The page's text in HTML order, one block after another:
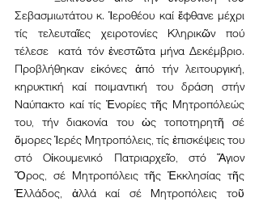
Σεβασμιωτάτου κ. Ἱεροθέου καί ἔφθανε μέχρι
τίς τελευταῖες χειροτονίες Κληρικῶν πού
τέλεσε  κατά τόν ἐνεστῶτα μήνα Δεκέμβριο.
Προβλήθηκαν εἰκόνες ἀπό τήν λειτουργική,
κηρυκτική καί ποιμαντική του δράση στήν
Ναύπακτο καί τίς Ἐνορίες τῆς Μητροπόλεώς
του, τήν διακονία του ὡς τοποτηρητῆ σέ
ὅμορες Ἱερές Μητροπόλεις, τίς ἐπισκέψεις του
στό Οἰκουμενικό Πατριαρχεῖο, στό Ἅγιον
Ὄρος, σέ Μητροπόλεις τῆς Ἐκκλησίας τῆς
Ἑλλάδος, ἀλλά καί σέ Μητροπόλεις τοῦ